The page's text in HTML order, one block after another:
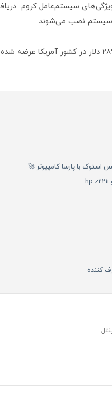
سیستم‌عامل کروم
سیستم نصب می‌شوند.
استوک با پارسا کامپیوتر 🚀
کننده